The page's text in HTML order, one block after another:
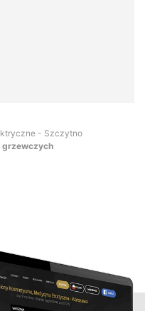
- Szczytno
grzewczych